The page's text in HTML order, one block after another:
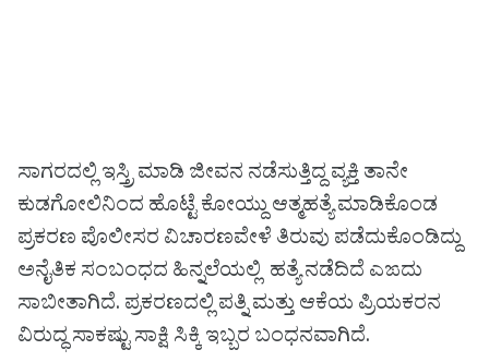
ಸಾಗರದಲ್ಲಿ ಇಸ್ತ್ರಿ ಮಾಡಿ ಜೀವನ ನಡೆಸುತ್ತಿದ್ದ ವ್ಯಕ್ತಿ ತಾನೇ
ಕುಡಗೋಲಿನಿಂದ ಹೊಟ್ಟೆ ಕೋಯ್ದು ಆತ್ಮಹತ್ಯೆ ಮಾಡಿಕೊಂಡ
ಪ್ರಕರಣ ಪೊಲೀಸರ ವಿಚಾರಣವೇಳೆ ತಿರುವು ಪಡೆದುಕೊಂಡಿದ್ದು
ಅನೈತಿಕ ಸಂಬಂಧದ ಹಿನ್ನಲೆಯಲ್ಲಿ ಹತ್ಯೆ ನಡೆದಿದೆ ಎಙದು
ಸಾಬೀತಾಗಿದೆ. ಪ್ರಕರಣದಲ್ಲಿ ಪತ್ನಿ ಮತ್ತು ಆಕೆಯ ಪ್ರಿಯಕರನ
ವಿರುದ್ಧ ಸಾಕಷ್ಟು ಸಾಕ್ಷಿ ಸಿಕ್ಕಿ ಇಬ್ಬರ ಬಂಧನವಾಗಿದೆ.